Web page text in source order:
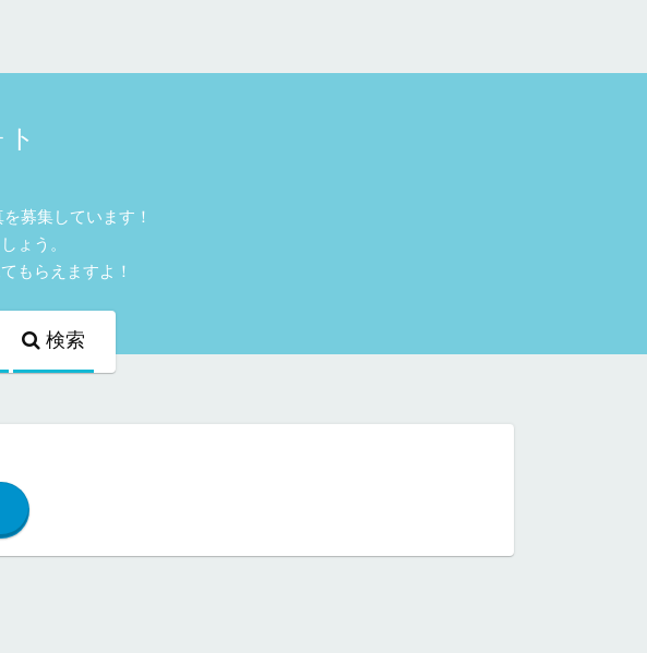
募集しています！
ょう。
もらえますよ！
検索